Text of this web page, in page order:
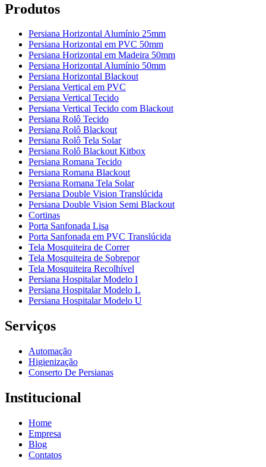
Produtos
Persiana Horizontal Alumínio 25mm
Persiana Horizontal em PVC 50mm
Persiana Horizontal em Madeira 50mm
Persiana Horizontal Alumínio 50mm
Persiana Horizontal Blackout
Persiana Vertical em PVC
Persiana Vertical Tecido
Persiana Vertical Tecido com Blackout
Persiana Rolô Tecido
Persiana Rolô Blackout
Persiana Rolô Tela Solar
Persiana Rolô Blackout Kitbox
Persiana Romana Tecido
Persiana Romana Blackout
Persiana Romana Tela Solar
Persiana Double Vision Translúcida
Persiana Double Vision Semi Blackout
Cortinas
Porta Sanfonada Lisa
Porta Sanfonada em PVC Translúcida
Tela Mosquiteira de Correr
Tela Mosquiteira de Sobrepor
Tela Mosquiteira Recolhível
Persiana Hospitalar Modelo I
Persiana Hospitalar Modelo L
Persiana Hospitalar Modelo U
Serviços
Automação
Higienização
Conserto De Persianas
Institucional
Home
Empresa
Blog
Contatos